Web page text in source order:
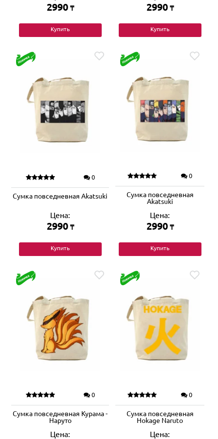
2990 ₸
Купить
2990 ₸
Купить
0
Сумка повседневная Akatsuki
Цена:
2990 ₸
Купить
0
Сумка повседневная
Akatsuki
Цена:
2990 ₸
Купить
0
Сумка повседневная Курама -
Наруто
Цена:
0
Сумка повседневная
Hokage Naruto
Цена: